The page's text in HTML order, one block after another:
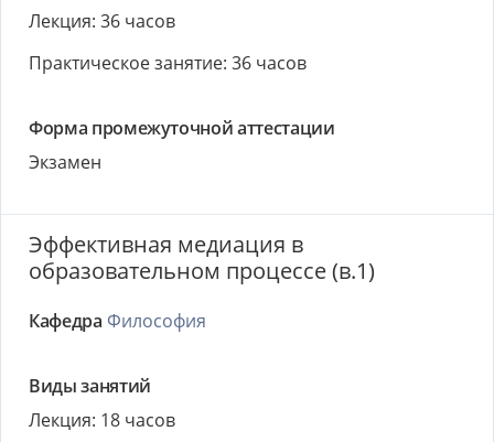
Лекция: 36 часов
Практическое занятие: 36 часов
Форма промежуточной аттестации
Экзамен
Эффективная медиация в
образовательном процессе (в.1)
Кафедра Философия
Виды занятий
Лекция: 18 часов